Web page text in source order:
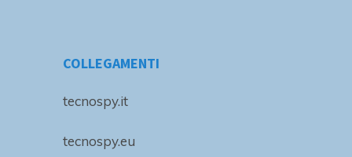
COLLEGAMENTI
tecnospy.it
tecnospy.eu